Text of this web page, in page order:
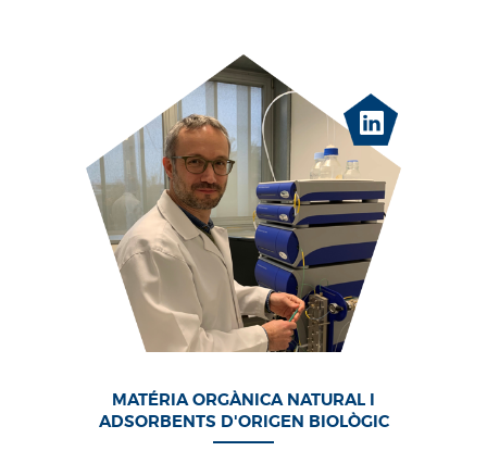
MATÉRIA ORGÀNICA NATURAL I
ADSORBENTS D'ORIGEN BIOLÒGIC